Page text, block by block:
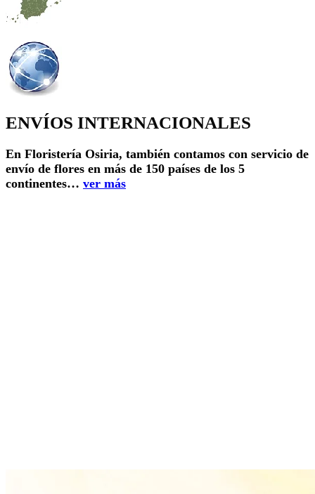
ENVÍOS INTERNACIONALES
En Floristería Osiria, también contamos con servicio de
envío de flores en más de 150 países de los 5
continentes… ver más